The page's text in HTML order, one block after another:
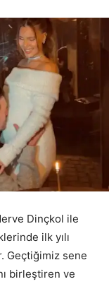
Dinçkol ile
ilk yılı
Geçtiğimiz sene
birleştiren ve